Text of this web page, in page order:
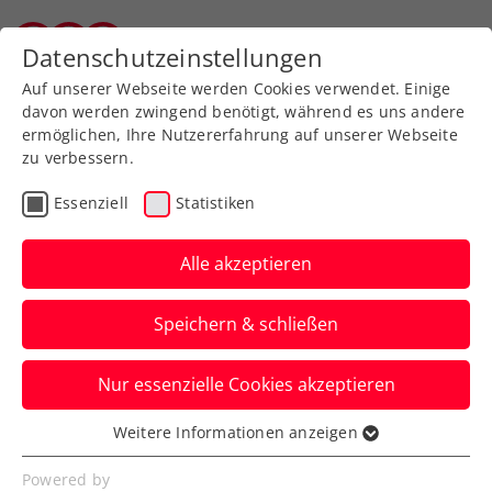
Zurück zur Newsübersicht
Rollstuhltennis
Erste Bank Open:
Langmann kennt seinen
Erstrundengegner
Das Rollstuhltennis-Einladungsturnier im
Rahmen der Erste Bank Open in Wien
Datenschutzeinstellungen
Auf unserer Webseite werden Cookies verwendet. Einige
davon werden zwingend benötigt, während es uns andere
ermöglichen, Ihre Nutzererfahrung auf unserer Webseite
zu verbessern.
Essenziell Statistiken
Alle akzeptieren
Speichern & schließen
Nur essenzielle Cookies akzeptieren
Essenziell
Essenzielle Cookies werden für grundlegende
Weitere Informationen anzeigen
Powered by